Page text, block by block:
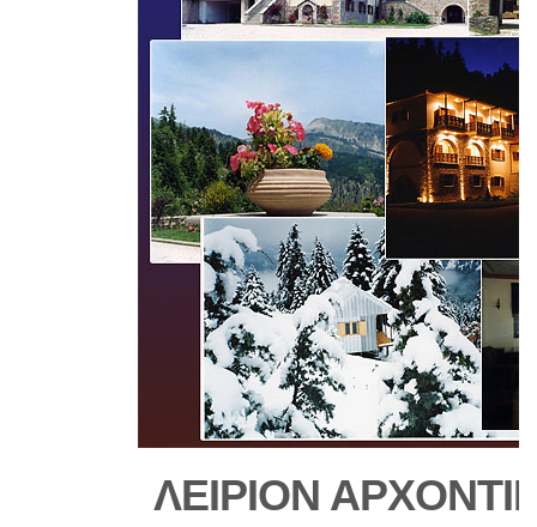
ΛΕΙΡΙΟΝ